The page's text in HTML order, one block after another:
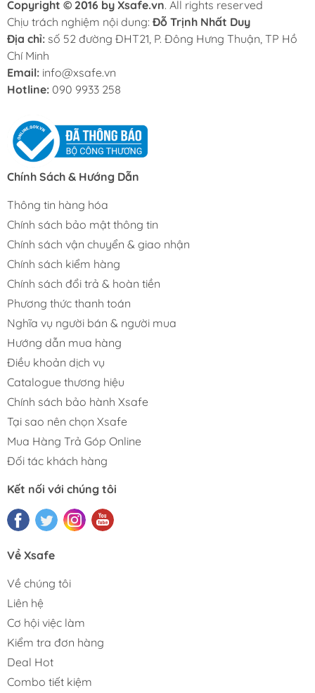
Copyright © 2016 by Xsafe.vn. All rights reserved
Chịu trách nghiệm nội dung: Đỗ Trịnh Nhất Duy
Địa chỉ: số 52 đường ĐHT21, P. Đông Hưng Thuận, TP Hồ
Chí Minh
Email: info@xsafe.vn
Hotline: 090 9933 258
Chính Sách & Hướng Dẫn
Thông tin hàng hóa
Chính sách bảo mật thông tin
Chính sách vận chuyển & giao nhận
Chính sách kiểm hàng
Chính sách đổi trả & hoàn tiền
Phương thức thanh toán
Nghĩa vụ người bán & người mua
Hướng dẫn mua hàng
Điều khoản dịch vụ
Catalogue thương hiệu
Chính sách bảo hành Xsafe
Tại sao nên chọn Xsafe
Mua Hàng Trả Góp Online
Đối tác khách hàng
Kết nối với chúng tôi
Về Xsafe
Về chúng tôi
Liên hệ
Cơ hội việc làm
Kiểm tra đơn hàng
Deal Hot
Combo tiết kiệm